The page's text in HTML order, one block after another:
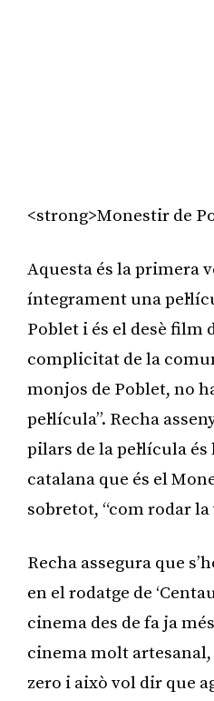
<strong>Monestir de
Aquesta és la primera
íntegrament una
Poblet i és el desè film
complicitat de la
monjos de Poblet, no
pel·lícula”. Recha
pilars de la pel·lícula
catalana que és el
sobretot, “com rodar
Recha assegura que
en el rodatge de
cinema des de fa ja
cinema molt
zero i això vol dir que